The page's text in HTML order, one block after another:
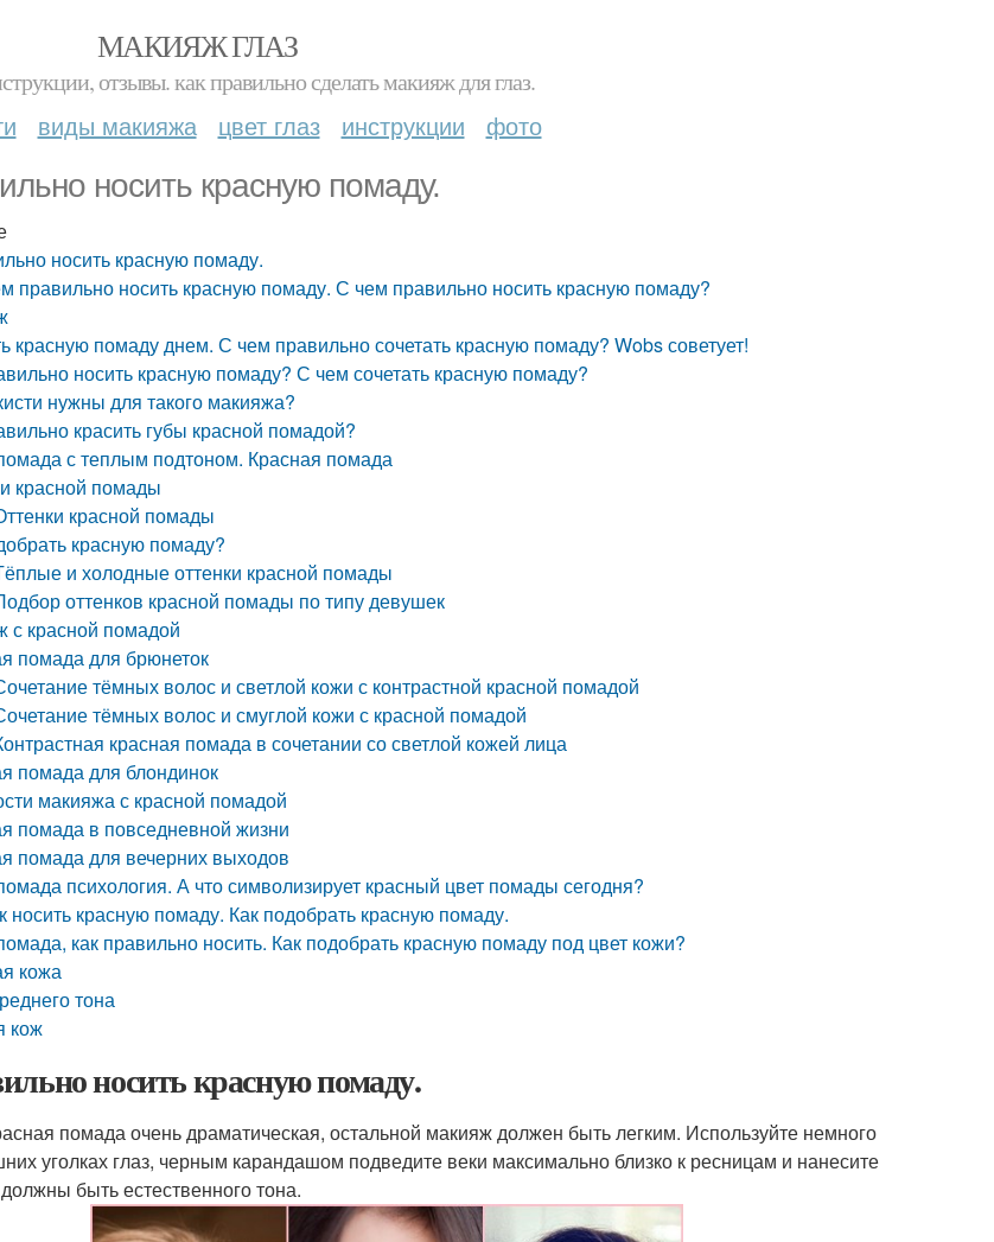
МАКИЯЖ ГЛАЗ
отзывы. как правильно сделать макияж для глаз.
виды макияжа цвет глаз инструкции фото
носить красную помаду.
носить красную помаду.
правильно носить красную помаду. С чем правильно носить красную помаду?
красную помаду днем. С чем правильно сочетать красную помаду? Wobs советует!
носить красную помаду? С чем сочетать красную помаду?
нужны для такого макияжа?
красить губы красной помадой?
с теплым подтоном. Красная помада
красной помады
красной помады
красную помаду?
и холодные оттенки красной помады
оттенков красной помады по типу девушек
с красной помадой
помада для брюнеток
тёмных волос и светлой кожи с контрастной красной помадой
тёмных волос и смуглой кожи с красной помадой
красная помада в сочетании со светлой кожей лица
помада для блондинок
макияжа с красной помадой
помада в повседневной жизни
помада для вечерних выходов
психология. А что символизирует красный цвет помады сегодня?
носить красную помаду. Как подобрать красную помаду.
как правильно носить. Как подобрать красную помаду под цвет кожи?
кожа
тона
кож
носить красную помаду.
помада очень драматическая, остальной макияж должен быть легким. Используйте немного
уголках глаз, черным карандашом подведите веки максимально близко к ресницам и нанесите
быть естественного тона.